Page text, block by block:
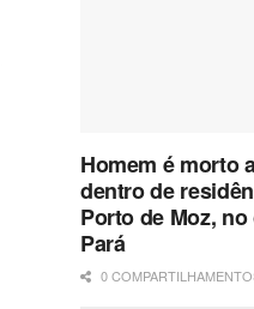
Homem é morto
dentro de
Porto de Moz,
Pará
0